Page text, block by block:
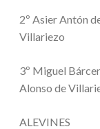
2º Asier Antón
Villariezo
3º Miguel
Alonso de
ALEVINES